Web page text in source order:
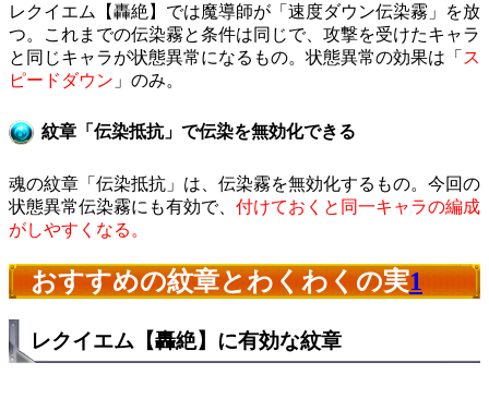
レクイエム【轟絶】では魔導師が「速度ダウン伝染霧」を放
つ。これまでの伝染霧と条件は同じで、攻撃を受けたキャラ
と同じキャラが状態異常になるもの。状態異常の効果は「 ス
ピードダウン 」のみ。
紋章「伝染抵抗」で伝染を無効化できる
魂の紋章「伝染抵抗」は、伝染霧を無効化するもの。今回の
状態異常伝染霧にも有効で、 付けておくと同一キャラの編成
がしやすくなる。
おすすめの紋章とわくわくの実1
レクイエム【轟絶】に有効な紋章